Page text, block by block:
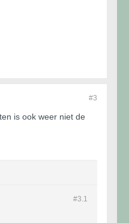
#3
is ook weer niet de
#3.1